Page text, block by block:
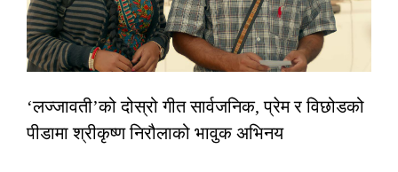
‘लज्जावती’को दोस्रो गीत सार्वजनिक, प्रेम र विछोडको
पीडामा श्रीकृष्ण निरौलाको भावुक अभिनय